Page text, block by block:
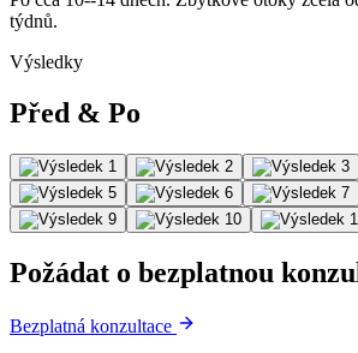
týdnů.
Výsledky
Před & Po
Požádat o bezplatnou
Bezplatná konzultace